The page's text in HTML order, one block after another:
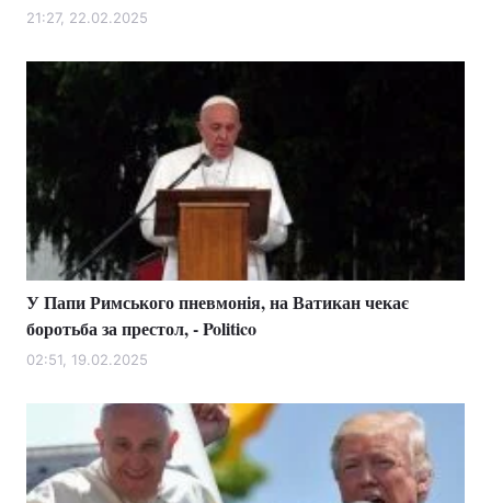
21:27, 22.02.2025
У Папи Римського пневмонія, на Ватикан чекає
боротьба за престол, - Politico
02:51, 19.02.2025